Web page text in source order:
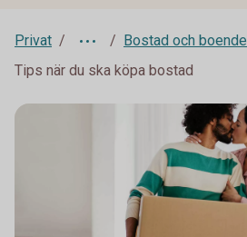
Privat
Bostad och boende
Tips när du ska köpa bostad